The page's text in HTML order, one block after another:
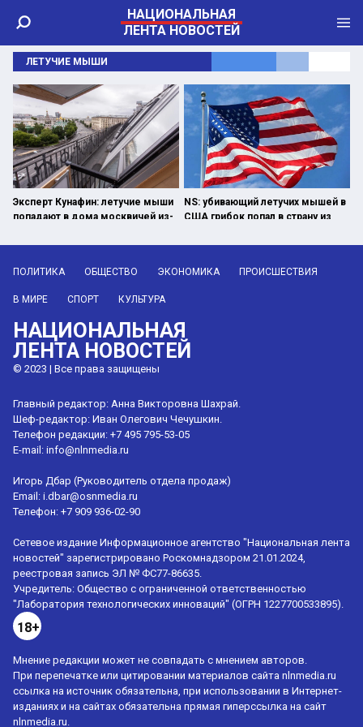
НАЦИОНАЛЬНАЯ
ЛЕНТА НОВОСТЕЙ
ЛЕТУЧИЕ МЫШИ
Эксперт Кунафин: летучие мыши
попадают в дома москвичей из-
NS: убивающий летучих мышей в
США грибок попал в страну из
ПОЛИТИКА ОБЩЕСТВО ЭКОНОМИКА ПРОИСШЕСТВИЯ
В МИРЕ СПОРТ КУЛЬТУРА
НАЦИОНАЛЬНАЯ
ЛЕНТА НОВОСТЕЙ
© 2023 | Все права защищены
Главный редактор: Анна Викторовна Шахрай.
Шеф-редактор: Иван Олегович Чечушкин.
Телефон редакции: +7 495 795-53-05
E-mail: info@nlnmedia.ru
Игорь Дбар (Руководитель отдела продаж)
Email: i.dbar@osnmedia.ru
Телефон: +7 909 936-02-90
Сетевое издание Информационное агентство "Национальная лента
новостей" зарегистрировано Роскомнадзором 21.01.2024,
реестровая запись ЭЛ № ФС77-86635.
Учредитель: Общество с ограниченной ответственностью
"Лаборатория технологических инноваций" (ОГРН 1227700533895).
18+
Мнение редакции может не совпадать с мнением авторов.
При перепечатке или цитировании материалов сайта nlnmedia.ru
ссылка на источник обязательна, при использовании в Интернет-
изданиях и на сайтах обязательна прямая гиперссылка на сайт
nlnmedia.ru.